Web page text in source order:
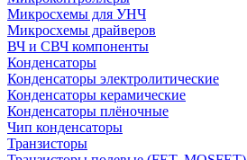
Микросхемы для УНЧ
Микросхемы драйверов
ВЧ и СВЧ компоненты
Конденсаторы
Конденсаторы электролитические
Конденсаторы керамические
Конденсаторы плёночные
Чип конденсаторы
Транзисторы